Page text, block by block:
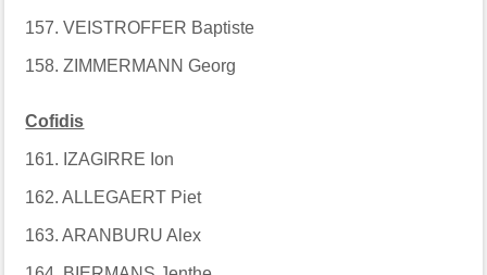
157. VEISTROFFER Baptiste
158. ZIMMERMANN Georg
Cofidis
161. IZAGIRRE Ion
162. ALLEGAERT Piet
163. ARANBURU Alex